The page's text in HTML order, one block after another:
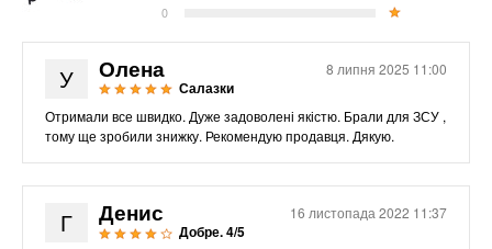
0
8 липня 2025 11:00
У Олена
Салазки
Отримали все швидко. Дуже задоволені якістю. Брали для ЗСУ ,
тому ще зробили знижку. Рекомендую продавця. Дякую.
16 листопада 2022 11:37
Г Денис
Добре. 4/5